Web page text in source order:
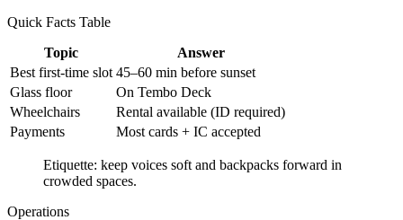
Quick Facts Table
Topic
Answer
Best first-time slot 45–60 min before sunset
Glass floor
On Tembo Deck
Wheelchairs
Rental available (ID required)
Payments
Most cards + IC accepted
Etiquette: keep voices soft and backpacks forward in
crowded spaces.
Operations